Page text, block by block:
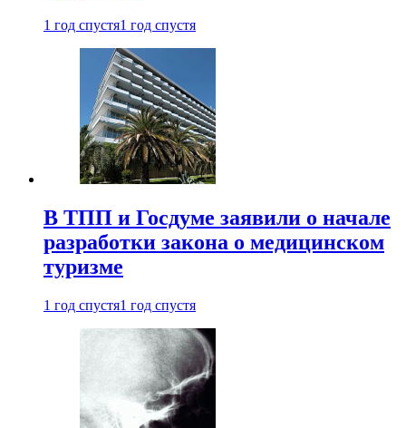
1 год спустя1 год спустя
В ТПП и Госдуме заявили о начале
разработки закона о медицинском
туризме
1 год спустя1 год спустя